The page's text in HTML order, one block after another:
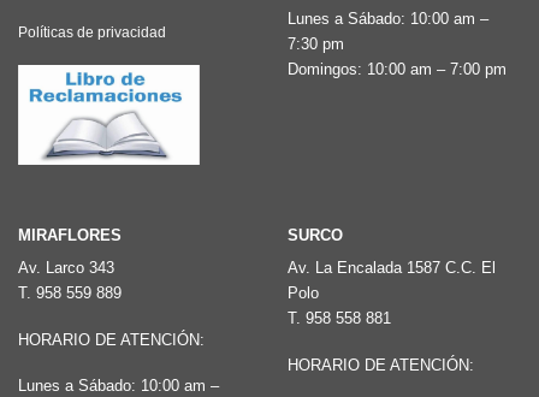
en
la
página
de
Políticas de privacidad
Lunes a Sábado: 10:00 am –
7:30 pm
Domingos: 10:00 am – 7:00 pm
MIRAFLORES
Av. Larco 343
T. 958 559 889
HORARIO DE ATENCIÓN:
Lunes a Sábado: 10:00 am –
SURCO
Av. La Encalada 1587 C.C. El
Polo
T. 958 558 881
HORARIO DE ATENCIÓN: